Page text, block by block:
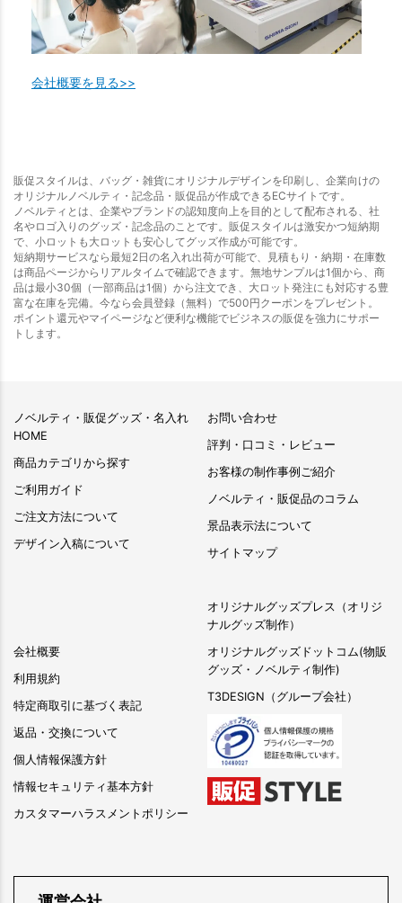
会社概要を見る>>
販促スタイルは、バッグ・雑貨にオリジナルデザインを印刷し、企業向けの
オリジナルノベルティ・記念品・販促品が作成できるECサイトです。
ノベルティとは、企業やブランドの認知度向上を目的として配布される、社
名やロゴ入りのグッズ・記念品のことです。販促スタイルは激安かつ短納期
で、小ロットも大ロットも安心してグッズ作成が可能です。
短納期サービスなら最短2日の名入れ出荷が可能で、見積もり・納期・在庫数
は商品ページからリアルタイムで確認できます。無地サンプルは1個から、商
品は最小30個（一部商品は1個）から注文でき、大ロット発注にも対応する豊
富な在庫を完備。今なら会員登録（無料）で500円クーポンをプレゼント。
ポイント還元やマイページなど便利な機能でビジネスの販促を強力にサポー
トします。
ノベルティ・販促グッズ・名入れ
HOME
商品カテゴリから探す
ご利用ガイド
ご注文方法について
デザイン入稿について
会社概要
利用規約
特定商取引に基づく表記
返品・交換について
個人情報保護方針
情報セキュリティ基本方針
カスタマーハラスメントポリシー
お問い合わせ
評判・口コミ・レビュー
お客様の制作事例ご紹介
ノベルティ・販促品のコラム
景品表示法について
サイトマップ
オリジナルグッズプレス（オリジ
ナルグッズ制作）
オリジナルグッズドットコム(物販
グッズ・ノベルティ制作)
T3DESIGN（グループ会社）